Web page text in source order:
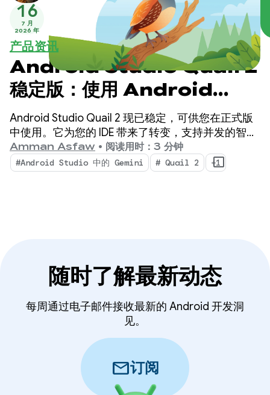
16
7 月
2026 年
产品资讯
Android Studio Quail 2
稳定版：使用 Android
Studio AI 智能体执行多项任
务
Android Studio Quail 2 现已稳定，可供您在正式版
中使用。它为您的 IDE 带来了转变，支持并发的智能
体工作流、原生集成的内存泄漏分析，以及可感知上
下文的崩溃修复。
Amman Asfaw • 阅读用时：3 分钟
#Android Studio 中的 Gemini # Quail 2 +1
随时了解最新动态
每周通过电子邮件接收最新的 Android 开发洞
见。
mail订阅